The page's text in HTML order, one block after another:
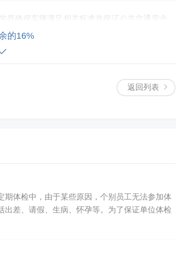
是确保车辆满足相关标准并保证公共交通安全。
少事故发生率，保障行车安全。
通过此种方式可以轻松查询是否需要重新上传体
的16%
返回列表
体检中，由于某些原因，个别员工无法参加体
差、请假、生病、怀孕等。为了保证单位体检